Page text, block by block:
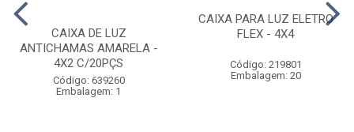
CAIXA DE LUZ
ANTICHAMAS AMARELA -
4X2 C/20PÇS
Código: 639260
Embalagem: 1
CAIXA PARA LUZ ELETRO
FLEX - 4X4
Código: 219801
Embalagem: 20